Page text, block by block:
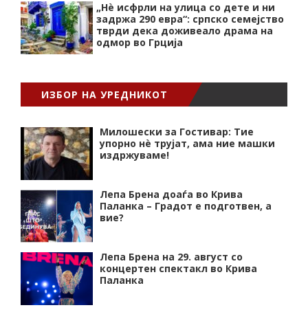
„Нѐ исфрли на улица со дете и ни
задржа 290 евра“: српско семејство
тврди дека доживеало драма на
одмор во Грција
ИЗБОР НА УРЕДНИКОТ
Милошески за Гостивар: Тие
упорно нѐ трујат, ама ние машки
издржуваме!
Лепа Брена доаѓа во Крива
Паланка – Градот е подготвен, а
вие?
Лепа Брена на 29. август со
концертен спектакл во Крива
Паланка